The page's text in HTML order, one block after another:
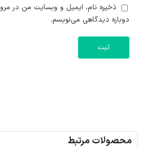
ذخیره نام، ایمیل و وبسایت من در
دوباره دیدگاهی می‌نویسم.
محصولات مرتبط